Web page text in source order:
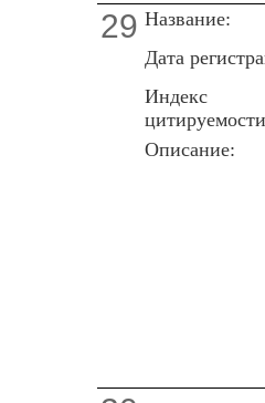
29 Название:
Дата
Индекс
Описание: